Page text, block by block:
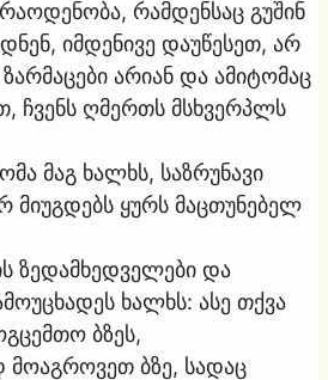
რამდენსაც გუშინ
იმდენივე დაუწესეთ, არ
არიან და ამიტომაც
ჩვენს ღმერთს მსხვერპლს
მაგ ხალხს, საზრუნავი
მიუგდებს ყურს მაცთუნებელ
ზედამხედველები და
ხალხს: ასე თქვა
ბზეს,
ბზე, სადაც